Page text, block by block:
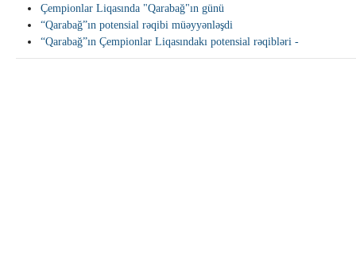
Çempionlar Liqasında "Qarabağ"ın günü
“Qarabağ”ın potensial rəqibi müəyyənləşdi
“Qarabağ”ın Çempionlar Liqasındakı potensial rəqibləri -